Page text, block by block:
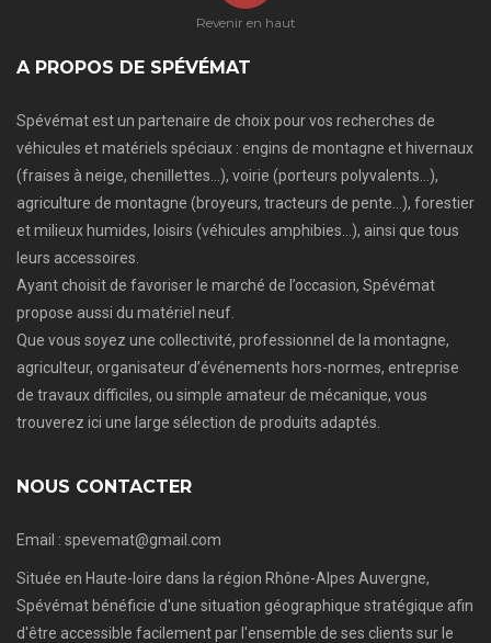
A PROPOS DE SPÉVÉMAT
Spévémat est un partenaire de choix pour vos recherches de
véhicules et matériels spéciaux : engins de montagne et hivernaux
(fraises à neige, chenillettes…), voirie (porteurs polyvalents…),
agriculture de montagne (broyeurs, tracteurs de pente…), forestier
et milieux humides, loisirs (véhicules amphibies…), ainsi que tous
leurs accessoires.
Ayant choisit de favoriser le marché de l’occasion, Spévémat
propose aussi du matériel neuf.
Que vous soyez une collectivité, professionnel de la montagne,
agriculteur, organisateur d’événements hors-normes, entreprise
de travaux difficiles, ou simple amateur de mécanique, vous
trouverez ici une large sélection de produits adaptés.
NOUS CONTACTER
Email : spevemat@gmail.com
Située en Haute-loire dans la région Rhône-Alpes Auvergne,
Spévémat bénéficie d'une situation géographique stratégique afin
d'être accessible facilement par l'ensemble de ses clients sur le
Revenir en haut